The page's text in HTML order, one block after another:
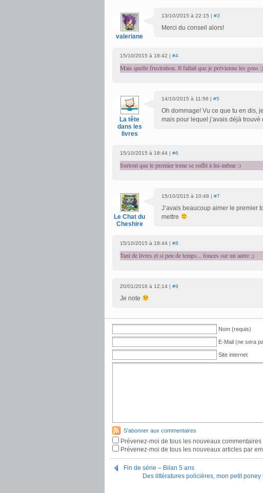
valeriane
13/10/2015 à 22:15 | #3
Merci du conseil alors!
15/10/2015 à 18:42 | #4
Mais quelle frustration. Il fallait que je prévienne les gens ;)
La tête
dans les
livres
14/10/2015 à 11:56 | #5
Oh dommage! Vu ce que tu en dis,
mais pour lequel j’avais déjà
15/10/2015 à 18:44 | #6
Surtout que le premier tome se suffit à lui-même :)
Le Chat du
Cheshire
15/10/2015 à 10:48 | #7
J’avais beaucoup aimer le premier
mettre
15/10/2015 à 18:44 | #8
Tant de livres et si peu de temps... fonces sur un autre ;)
20/01/2016 à 12:14 | #9
Je note
Nom (requis)
E-Mail (ne sera
Site internet
S'abonner aux commentaires
Prévenez-moi de tous les nouveaux
Prévenez-moi de tous les nouveaux articles par
Fin de série – Bilan 5 ans
Des littératures policières, mon petit